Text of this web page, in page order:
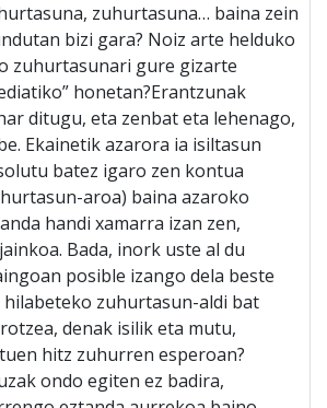
zuhurtasuna… baina zein
bizi gara? Noiz arte helduko
zuhurtasunari gure gizarte
honetan?Erantzunak
ditugu, eta zenbat eta lehenago,
Ekainetik azarora ia isiltasun
batez igaro zen kontua
aroa) baina azaroko
handi xamarra izan zen,
Bada, inork uste al du
posible izango dela beste
hilabeteko zuhurtasun-aldi bat
denak isilik eta mutu,
hitz zuhurren esperoan?
ondo egiten ez badira,